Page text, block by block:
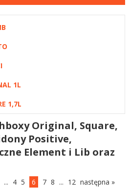
1L
1,7L
Original, Square,
Positive,
Element i Lib oraz
... 4 5 6 7 8 ... 12 następna »